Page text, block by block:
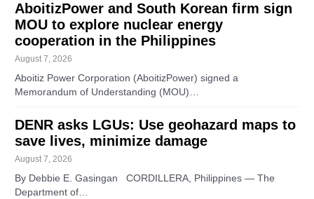
AboitizPower and South Korean firm sign
MOU to explore nuclear energy
cooperation in the Philippines
August 7, 2026
Aboitiz Power Corporation (AboitizPower) signed a
Memorandum of Understanding (MOU)…
DENR asks LGUs: Use geohazard maps to
save lives, minimize damage
August 7, 2026
By Debbie E. Gasingan CORDILLERA, Philippines — The
Department of…